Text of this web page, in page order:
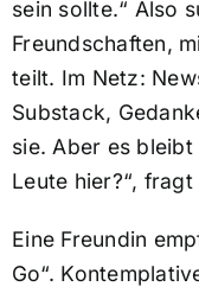
sein sollte.“ Also
Freundschaften,
teilt. Im Netz:
Substack,
sie. Aber es
Leute hier?“,
Eine Freundin
Go“.